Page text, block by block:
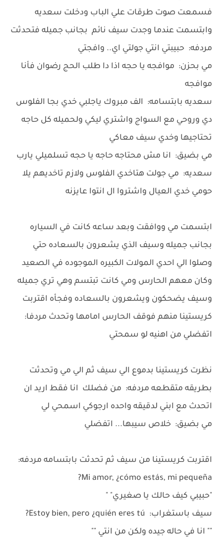
فسمعت صوت طرقات علي الباب ودخلت سعديه
وابتسمت عندما وجدت سيف نائم بجانب جميله فتحدثت
مردفه: حبيبتي انتي جولتي اي.. وافجتي
مي بحزن: موافجه يا حجه اذا دا طلب الحج رضوان فأنا
موافجه
سعديه بابتسامه: الف مبروك ياجلبي خدي بجا الفلوس
دي وروحي مع السواج واشتري ليكي ولحميله كل حاجه
تحتاجيها وخدي سيف معاكي
مي بضيق: انا مش محتاجه حاجه يا حجه تسلميلي يارب
سعديه: مي جولت هتاخدي الفلوس ولازم تاخديهم يلا
حومي خدي العيال واشتروا ال انتوا عايزنه
ابتسمت مي ووافقت وبعد ساعه كانت في السياره
بجانب جميله وسيف الذي يشعرون بالسعاده حتي
وصلوا الي احدي المولات الكبيره الموجوده في الصعيد
وكان معهم الحارس ومي كانت تبتسم وهي تري جميله
وسيف يضحكون ويشعرون بالسعاده وفجأه اقتربت
كريستينا منهم فوقف الحارس امامها وتحدث مردفا:
اتفضلي من اهنيه لو سمحتي
نظرت كريستينا بدموع الي سيف ثم الي مي وتحدثت
بطريقه متقطعه مردفه: من فضلك انا فقط اريد ان
اتحدث مع ابني لدقيقه واحده ارجوكي اسمحي لي
مي بضيق: خلاص سيبها... اتفضلي
اقتربت كريستينا من سيف ثم تحدثت بابتسامه مردفه:
Mi amor, ¿cómo estás, mi pequeña?
"حبيبي كيف حالك يا صغيري" "
سيف باستغراب: Estoy bien, pero ¿quién eres tú?
"" انا في حاله جيده ولكن من انتي ""